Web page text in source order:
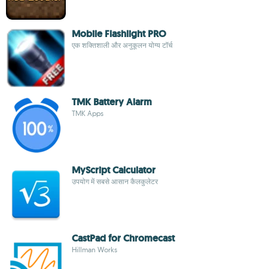
Mobile Flashlight PRO
एक शक्तिशाली और अनुकूलन योग्य टॉर्च
TMK Battery Alarm
TMK Apps
MyScript Calculator
उपयोग में सबसे आसान कैलकुलेटर
CastPad for Chromecast
Hillman Works